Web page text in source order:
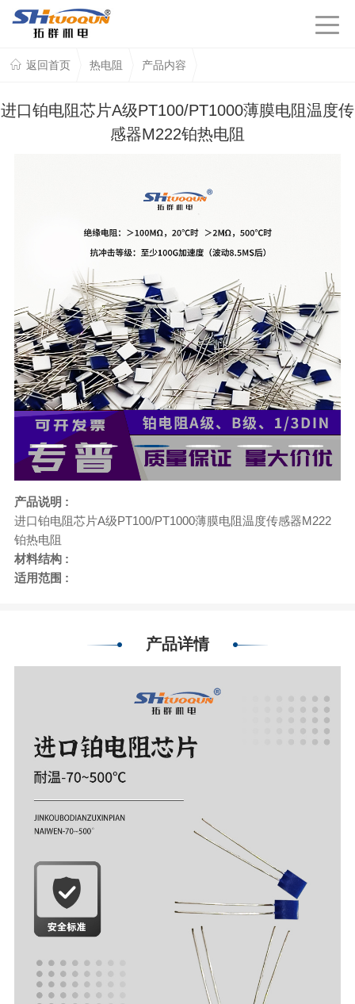
返回首页 热电阻 产品内容
进口铂电阻芯片A级PT100/PT1000薄膜电阻温度传
感器M222铂热电阻
产品说明 :
进口铂电阻芯片A级PT100/PT1000薄膜电阻温度传感器M222
铂热电阻
材料结构 :
适用范围 :
产品详情